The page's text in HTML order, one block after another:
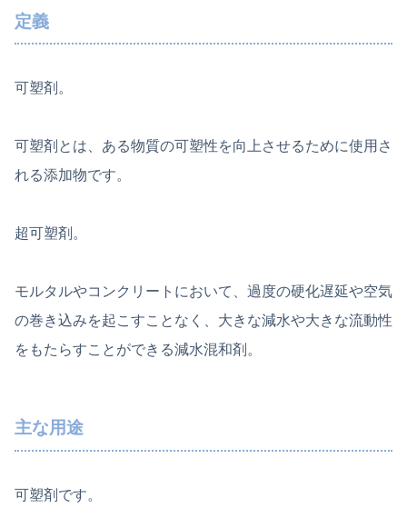
定義
可塑剤。
可塑剤とは、ある物質の可塑性を向上させるために使用さ
れる添加物です。
超可塑剤。
モルタルやコンクリートにおいて、過度の硬化遅延や空気
の巻き込みを起こすことなく、大きな減水や大きな流動性
をもたらすことができる減水混和剤。
主な用途
可塑剤です。